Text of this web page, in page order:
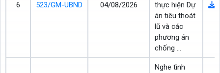
6 523/GM-UBND 04/08/2026
thực hiện Dự
án tiêu thoát
lũ và các
phương án
chống ...
Nghe tình